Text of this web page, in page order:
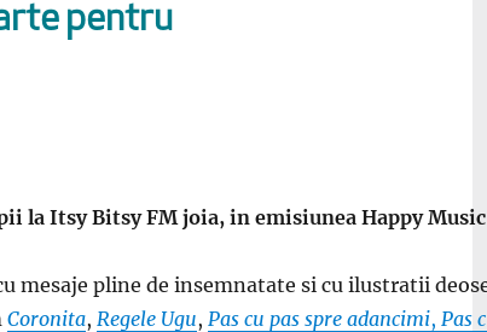
pentru
la Itsy Bitsy FM joia, in emisiunea Happy
mesaje pline de insemnatate si cu ilustratii
Coronita, Regele Ugu, Pas cu pas spre adancimi, Pas